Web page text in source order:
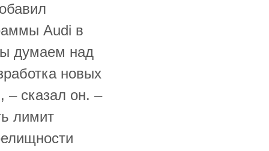
Audi в
думаем над
новых
– сказал он. –
лимит